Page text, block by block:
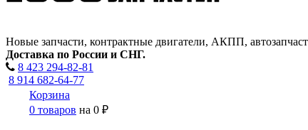
Новые запчасти, контрактные двигатели, АКПП,
Доставка по России и СНГ.
8 423 294-82-81
8 914 682-64-77
Корзина
0 товаров на 0 ₽